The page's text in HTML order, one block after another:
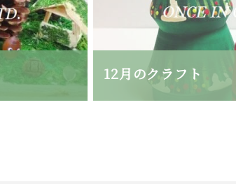
12月のクラフト